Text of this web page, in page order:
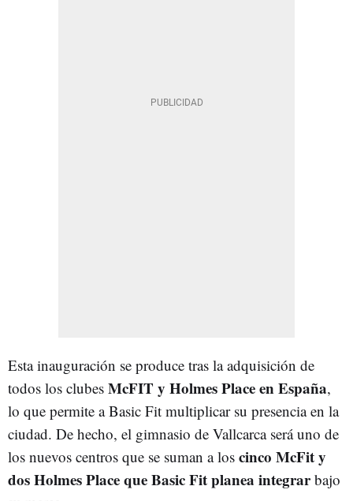
Esta inauguración se produce tras la adquisición de
todos los clubes McFIT y Holmes Place en España,
lo que permite a Basic Fit multiplicar su presencia en la
ciudad. De hecho, el gimnasio de Vallcarca será uno de
los nuevos centros que se suman a los cinco McFit y
dos Holmes Place que Basic Fit planea integrarbajo